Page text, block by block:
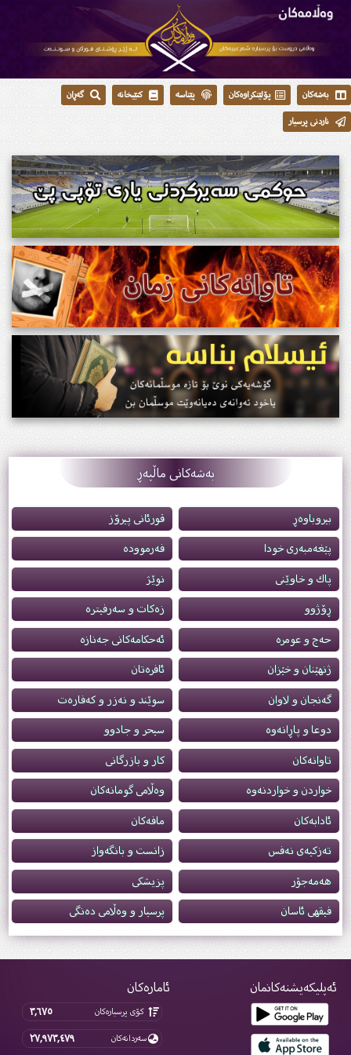
بەشەکان پۆلێنکراوەکان پێناسە کتێبخانە
گەڕان
ناردنی پرسیار
بەشەکانی ماڵپەڕ
بیروباوه‌ڕ
قورئانی پیرۆز
پێغەمبەری خودا
فەرموودە
پاك و خاوێنى
نوێژ
ڕۆژوو
زەکات و سەرفیترە
حەج و عومرە
ئه‌حكامه‌كانى جه‌نازه‌
ژنهێنان و خێزان
ئافرەتان
گەنجان و لاوان
سوێند و نەزر و کەفارەت
دوعا و پاڕانه‌وه‌
سيحر و جادوو
تاوانه‌كان
کار و بازرگانی
خواردن و خواردنەوە
وه‌ڵامى گومانه‌كان
ئادابەکان
مافەکان
تەزکیەى نەفس
زانست و بانگەواز
هەمەجۆر
پزیشکى
فیقهی ئاسان
پرسیار و وەڵامی دەنگی
ئەپلیکەیشنەکانمان ئامارەکان
کۆی پرسیارەکان ٣,٦٧٥
سەردانەکان ٢٧,٩٧٣,٤٧٩